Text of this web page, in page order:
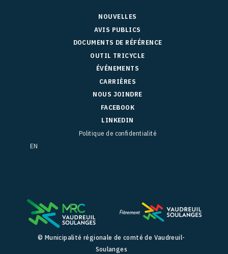
NOUVELLES
AVIS PUBLICS
DOCUMENTS DE RÉFÉRENCE
OUTIL TRICYCLE
ÉVÉNEMENTS
CARRIÈRES
NOUS JOINDRE
FACEBOOK
LINKEDIN
Politique de confidentialité
EN
© Municipalité régionale de comté de Vaudreuil-
Soulanges